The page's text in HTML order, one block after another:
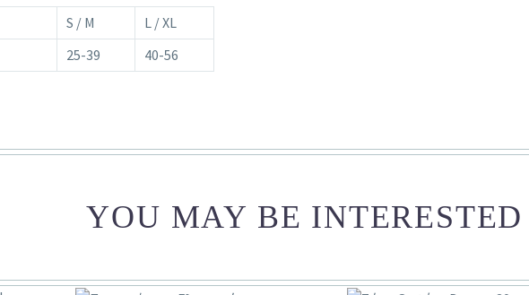
S / Μ
L / XL
25-39 40-56
YOU MAY BE